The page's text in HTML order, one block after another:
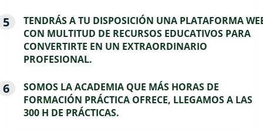
TENDRÁS A TU DISPOSICIÓN UNA PLATAFORMA
CON MULTITUD DE RECURSOS EDUCATIVOS PARA
CONVERTIRTE EN UN EXTRAORDINARIO
PROFESIONAL.
SOMOS LA ACADEMIA QUE MÁS HORAS DE
FORMACIÓN PRÁCTICA OFRECE, LLEGAMOS A LAS
300 H DE PRÁCTICAS.